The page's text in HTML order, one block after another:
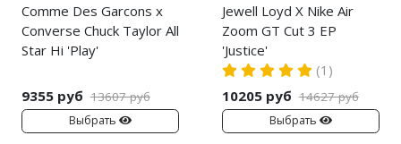
Comme Des Garcons x
Converse Chuck Taylor All
Star Hi 'Play'
9355 руб 13607 руб
Выбрать
Jewell Loyd X Nike Air
Zoom GT Cut 3 EP
'Justice'
(1)
10205 руб 14627 руб
Выбрать